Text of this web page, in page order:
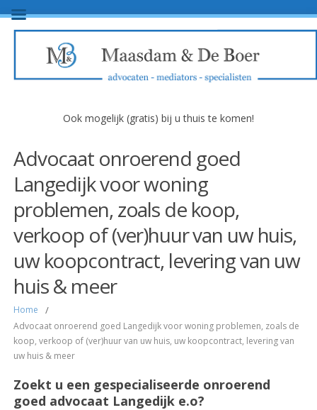
Ook mogelijk (gratis) bij u thuis te komen!
Advocaat onroerend goed
Langedijk voor woning
problemen, zoals de koop,
verkoop of (ver)huur van uw huis,
uw koopcontract, levering van uw
huis & meer
Home /
Advocaat onroerend goed Langedijk voor woning problemen, zoals de
koop, verkoop of (ver)huur van uw huis, uw koopcontract, levering van
uw huis & meer
Zoekt u een gespecialiseerde onroerend
goed advocaat Langedijk e.o?